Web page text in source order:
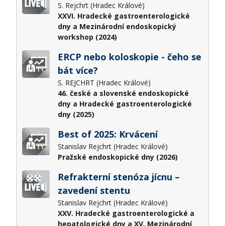
S. Rejchrt (Hradec Králové)
XXVI. Hradecké gastroenterologické
dny a Mezinárodní endoskopický
workshop (2024)
ERCP nebo koloskopie - čeho se
bát více?
S. REJCHRT (Hradec Králové)
46. české a slovenské endoskopické
dny a Hradecké gastroenterologické
dny (2025)
Best of 2025: Krvácení
Stanislav Rejchrt (Hradec Králové)
Pražské endoskopické dny (2026)
Refrakterní stenóza jícnu –
zavedení stentu
Stanislav Rejchrt (Hradec Králové)
XXV. Hradecké gastroenterologické a
hepatologické dny a XV. Mezinárodní